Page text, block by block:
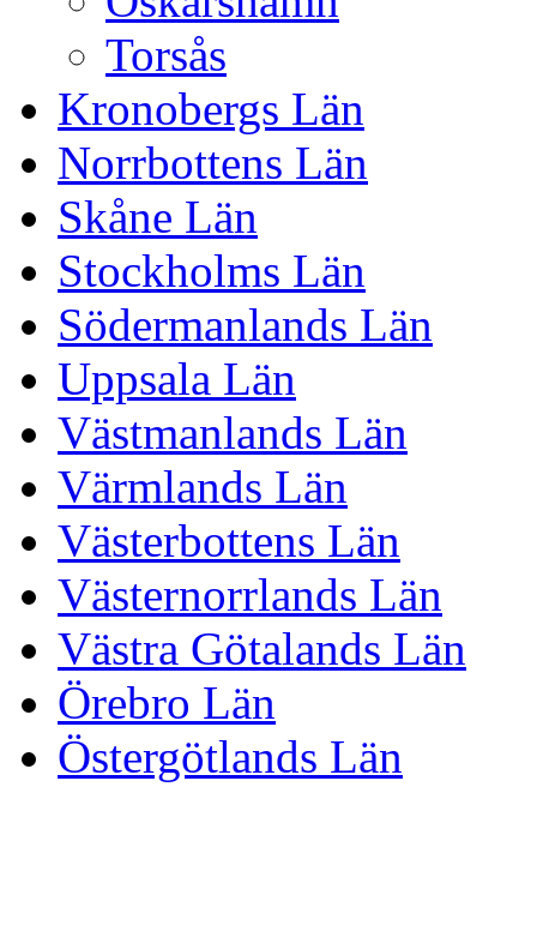
Torsås
Kronobergs Län
Norrbottens Län
Skåne Län
Stockholms Län
Södermanlands Län
Uppsala Län
Västmanlands Län
Värmlands Län
Västerbottens Län
Västernorrlands Län
Västra Götalands Län
Örebro Län
Östergötlands Län